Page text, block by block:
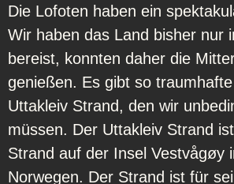
Die Lofoten haben ein
Wir haben das Land bisher nur
bereist, konnten daher die
genießen. Es gibt so
Uttakleiv Strand, den wir
müssen. Der Uttakleiv Strand
Strand auf der Insel Vestvågøy
Norwegen. Der Strand ist für